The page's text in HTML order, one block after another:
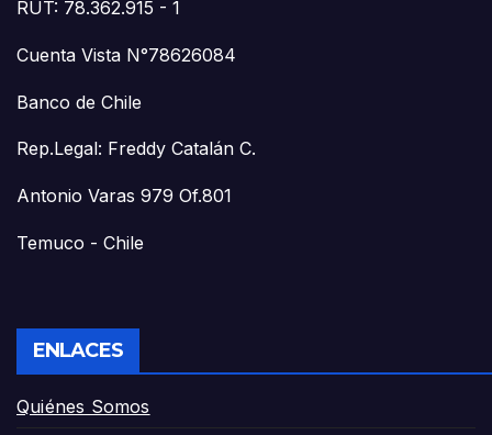
RUT: 78.362.915 - 1
Cuenta Vista N°78626084
Banco de Chile
Rep.Legal: Freddy Catalán C.
Antonio Varas 979 Of.801
Temuco - Chile
ENLACES
Quiénes Somos